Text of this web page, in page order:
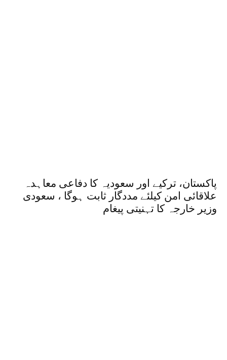
پاکستان، ترکیے اور سعودیہ کا دفاعی معاہدہ
علاقائی امن کیلئے مددگار ثابت ہوگا ، سعودی
وزیر خارجہ کا تہنیتی پیغام